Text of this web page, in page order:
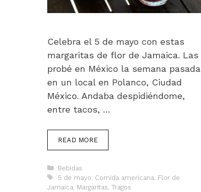
Celebra el 5 de mayo con estas
margaritas de flor de Jamaica. Las
probé en México la semana pasada
en un local en Polanco, Ciudad
México. Andaba despidiéndome,
entre tacos, …
READ MORE
Categorías
Bebidas
Etiquetas
5 de mayo Comida americana Flor de
Jamaica Margaritas Tragos